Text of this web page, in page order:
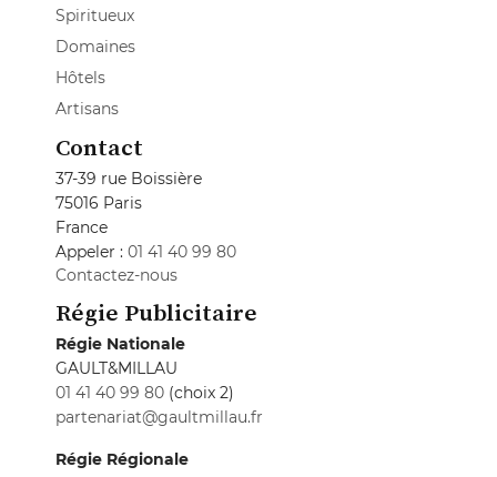
Spiritueux
Domaines
Hôtels
Artisans
Contact
37-39 rue Boissière
75016 Paris
France
Appeler : 01 41 40 99 80
Contactez-nous
Régie Publicitaire
Régie Nationale
GAULT&MILLAU
01 41 40 99 80 (choix 2)
partenariat@gaultmillau.fr
Régie Régionale